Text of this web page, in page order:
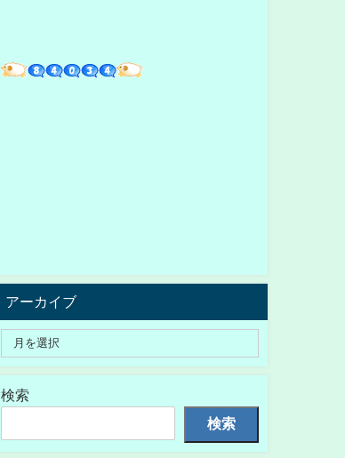
アーカイブ
検索
検索